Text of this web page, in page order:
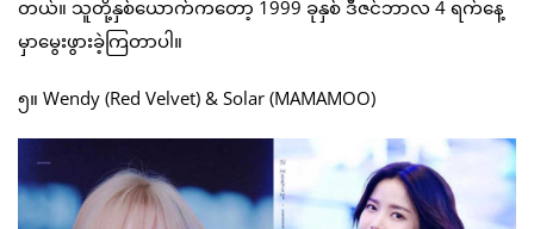
တယ်။ သူတို့နှစ်ယောက်ကတော့ 1999 ခုနှစ် ဒီဇင်ဘာလ 4 ရက်နေ့
မှာမွေးဖွားခဲ့ကြတာပါ။
၅။ Wendy (Red Velvet) & Solar (MAMAMOO)